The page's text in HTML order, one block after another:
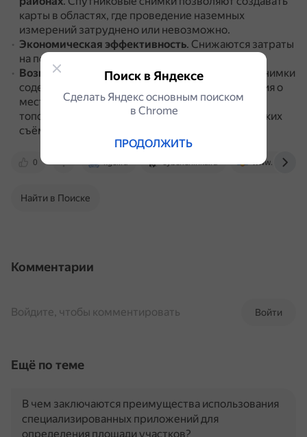
карты в областях, где проведение наземных
измерений затруднено или невозможно.
Экономическая эффективность. Снижаются затраты
на полевые работы.
Возможность обновления карт.Спутниковые снимки
содержат самые свежие и достоверные сведения о
местности и позволяют легко обновлять
топографические карты с помощью периодических
съёмок.
0 kgcr.ru cyberleninka.ru www.prom-
Найти в Поиске
Комментарии
Войти
Войдите, чтобы комментировать
Ещё по теме
В чем заключаются преимущества использования
специализированных приложений для
определения площади участков?
Поиск в Яндексе
Сделать Яндекс основным поиском
в Сhrome
ПРОДОЛЖИТЬ